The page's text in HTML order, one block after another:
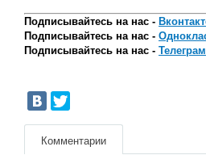
Подписывайтесь на нас -
Подписывайтесь на нас -
Подписывайтесь на нас - Телеграм
Комментарии